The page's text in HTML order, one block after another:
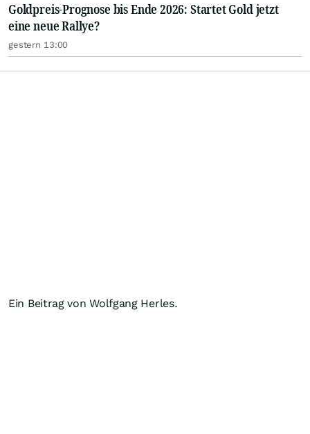
Goldpreis-Prognose bis Ende 2026: Startet Gold jetzt
eine neue Rallye?
gestern 13:00
Ein Beitrag von Wolfgang Herles.